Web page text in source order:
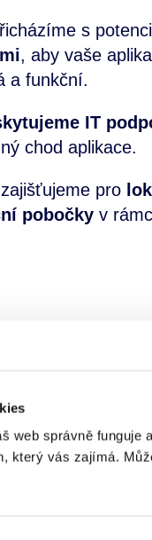
web správně funguje
který vás zajímá.
s
, aby vaše
a funkční.
IT
chod aplikace.
pro
pobočky v